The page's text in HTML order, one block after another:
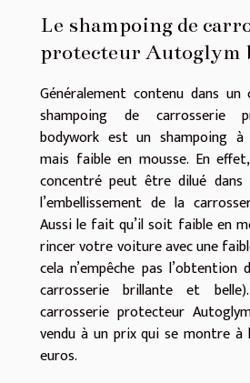
Le shampoing de
protecteur Autoglym
Généralement contenu dans
shampoing de carrosserie
bodywork est un shampoing
mais faible en mousse. En
concentré peut être dilué
l’embellissement de la
Aussi le fait qu’il soit faible en
rincer votre voiture avec une
cela n’empêche pas
carrosserie brillante et
carrosserie protecteur
vendu à un prix qui se montre
euros.